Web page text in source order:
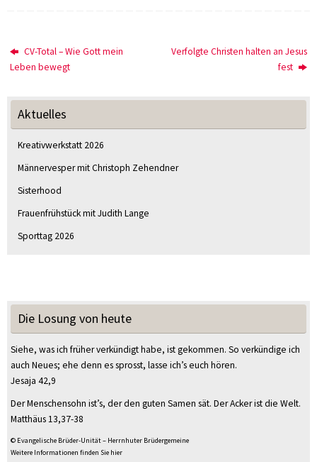
CV-Total – Wie Gott mein
Leben bewegt
Verfolgte Christen halten an Jesus
fest
Aktuelles
Kreativwerkstatt 2026
Männervesper mit Christoph Zehendner
Sisterhood
Frauenfrühstück mit Judith Lange
Sporttag 2026
Die Losung von heute
Siehe, was ich früher verkündigt habe, ist gekommen. So verkündige ich
auch Neues; ehe denn es sprosst, lasse ich’s euch hören.
Jesaja 42,9
Der Menschensohn ist’s, der den guten Samen sät. Der Acker ist die Welt.
Matthäus 13,37-38
© Evangelische Brüder-Unität – Herrnhuter Brüdergemeine
Weitere Informationen finden Sie hier